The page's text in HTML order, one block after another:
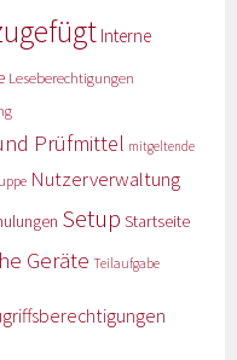
Interne
Leseberechtigungen
Prüfmittel mitgeltende
Nutzerverwaltung
Setup Startseite
Geräte Teilaufgabe